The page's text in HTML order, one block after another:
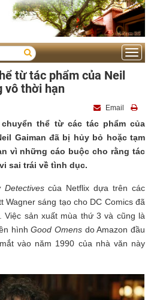
Toggle
từ tác phẩm của Neil
vô thời hạn
Email
thể từ các tác phẩm của
Gaiman đã bị hủy bỏ hoặc tạm
vì những cáo buộc cho rằng tác
sai trái về tình dục.
Detectivescủa Netflix dựa trên các
Wagner sáng tạo cho DC Comics đã
Việc sản xuất mùa thứ 3 và cũng là
hìnhGood Omens do Amazon đầu
vào năm 1990 của nhà văn này